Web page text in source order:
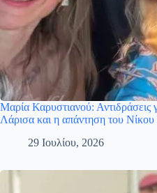
Μαρία Καρυστιανού: Αντιδράσεις
Λάρισα και η απάντηση του
29 Ιουλίου, 2026